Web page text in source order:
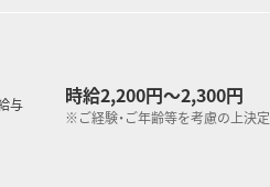
与 時給2,200円～2,300円
※ご経験・ご年齢等を考慮の上決定